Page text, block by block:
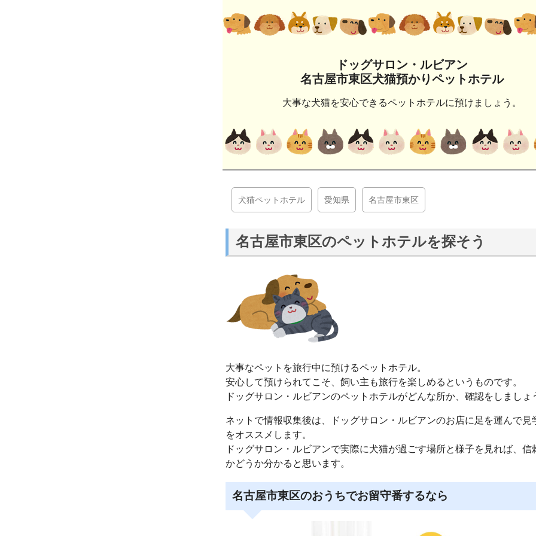
ドッグサロン・ルビアン
名古屋市東区犬猫預かりペットホテル
大事な犬猫を安心できるペットホテルに預けましょう。
犬猫ペットホテル 愛知県 名古屋市東区
名古屋市東区のペットホテルを探そう
大事なペットを旅行中に預けるペットホテル。
安心して預けられてこそ、飼い主も旅行を楽しめるというものです。
ドッグサロン・ルビアンのペットホテルがどんな所か、確認をしましょ
ネットで情報収集後は、ドッグサロン・ルビアンのお店に足を運んで見
をオススメします。
ドッグサロン・ルビアンで実際に犬猫が過ごす場所と様子を見れば、信
かどうか分かると思います。
名古屋市東区のおうちでお留守番するなら